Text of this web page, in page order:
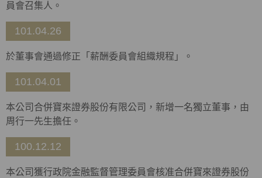
員會召集人。
101.04.26
於董事會通過修正「薪酬委員會組織規程」。
101.04.01
本公司合併寶來證券股份有限公司，新增一名獨立董事，由
周行一先生擔任。
100.12.12
本公司獲行政院金融監督管理委員會核准合併寶來證券股份